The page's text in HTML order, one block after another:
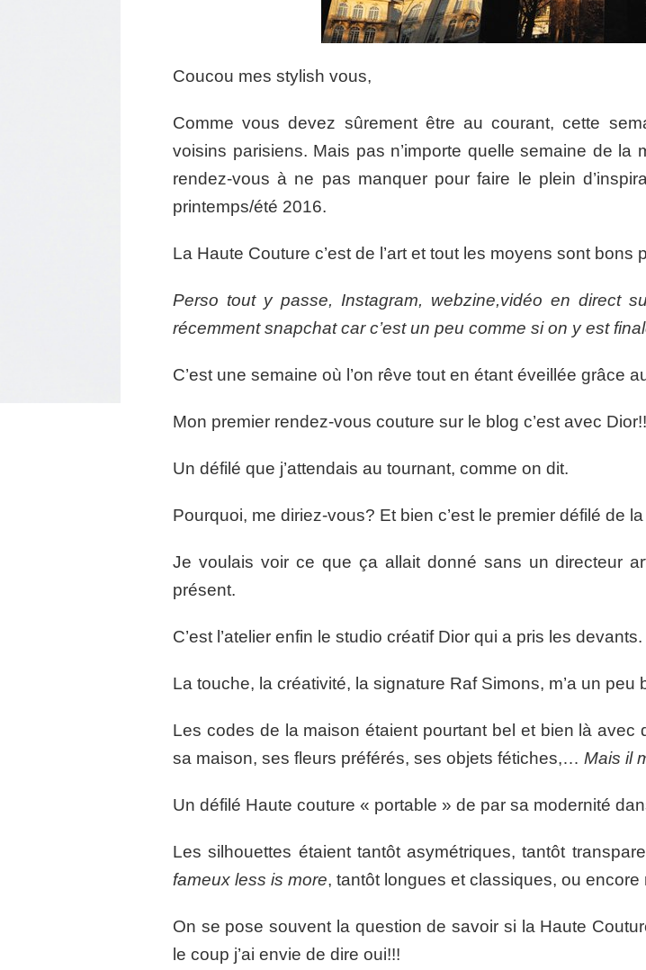
Coucou mes stylish vous,
Comme vous devez sûrement être au courant, cette
voisins parisiens. Mais pas n’importe quelle semaine de la
rendez-vous à ne pas manquer pour faire le plein
printemps/été 2016.
La Haute Couture c’est de l’art et tout les moyens sont
Perso tout y passe, Instagram, webzine,vidéo en direct
récemment snapchat car c’est un peu comme si on y est
C’est une semaine où l’on rêve tout en étant éveillée grâce
Mon premier rendez-vous couture sur le blog c’est avec
Un défilé que j’attendais au tournant, comme on dit.
Pourquoi, me diriez-vous? Et bien c’est le premier défilé de
Je voulais voir ce que ça allait donné sans un directeur
présent.
C’est l’atelier enfin le studio créatif Dior qui a pris les devants.
La touche, la créativité, la signature Raf Simons, m’a un
Les codes de la maison étaient pourtant bel et bien là
sa maison, ses fleurs préférés, ses objets fétiches,… Mais il
Un défilé Haute couture « portable » de par sa modernité
Les silhouettes étaient tantôt asymétriques, tantôt
fameux less is more, tantôt longues et classiques, ou encore
On se pose souvent la question de savoir si la Haute
le coup j’ai envie de dire oui!!!